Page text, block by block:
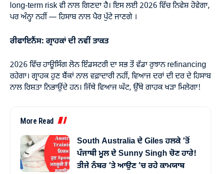
long-term risk ਵੀ ਨਾਲ ਗਿਣਦਾ ਹੈ। ਇਸ ਲਈ 2026 ਵਿੱਚ ਨਿਵੇਸ਼ ਹੋਵੇਗਾ,
ਪਰ ਅੰਨ੍ਹਾ ਨਹੀਂ — ਹਿਸਾਬ ਨਾਲ ਪੈਰ ਪੁੱਟੇ ਜਾਣਗੇ ।
ਰੀਫਾਇਨੈਂਸ: ਗ੍ਰਾਹਕਾਂ ਦੀ ਨਵੀਂ ਤਾਕਤ
2026 ਵਿੱਚ ਹਾਊਸਿੰਗ ਲੋਨ ਇੰਡਸਟਰੀ ਦਾ ਸਭ ਤੋਂ ਵੱਡਾ ਰੁਝਾਨ refinancing
ਰਹੇਗਾ। ਗ੍ਰਾਹਕ ਹੁਣ ਬੈਂਕਾਂ ਨਾਲ ਵਫ਼ਾਦਾਰੀ ਨਹੀਂ, ਵਿਆਜ ਦਰਾਂ ਦੀ ਦਰ ਦੇ ਹਿਸਾਬ
ਨਾਲ ਰਿਸ਼ਤਾ ਨਿਭਾਉਂਦੇ ਹਨ। ਜਿੱਥੇ ਵਿਆਜ ਘੱਟ, ਉੱਥੇ ਗਾਹਕ ਖੜਾ ਮਿਲੇਗਾ!
More Read
South Australia ਦੇ Giles ਹਲਕੇ ’ਤੋਂ
ਪੰਜਾਬੀ ਮੂਲ ਦੇ Sunny Singh ਚੋਣ ਹਾਰੇ!
ਤੀਜੇ ਨੰਬਰ ’ਤੇ ਆਉਣ ’ਚ ਰਹੇ ਕਾਮਯਾਬ